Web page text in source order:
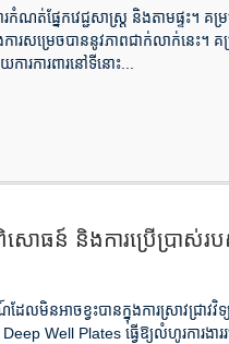
កំណត់ផ្នែកវេជ្ជសាស្ត្រ និងតាមផ្ទះ។ គ
សម្រេចបាននូវភាពជាក់លាក់នេះ។ គម្
ការ​ការពារ​នៅ​ទីនោះ...
រពិសោធន៍ និងការប្រើប្រាស់
លមិនអាចខ្វះបានក្នុងការស្រាវជ្រាវវិ
Well Plates ធ្វើឱ្យលំហូរការងា